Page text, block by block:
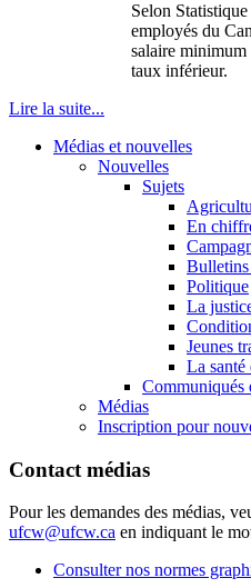
Selon
employés du
salaire
taux inférieur.
Lire la suite...
Médias et nouvelles
Nouvelles
Sujets
En
Politique
La
Jeunes
La santé
Communiqués
Médias
Inscription pour
Contact médias
Pour les demandes des médias,
ufcw@ufcw.ca en indiquant le
Consulter nos normes